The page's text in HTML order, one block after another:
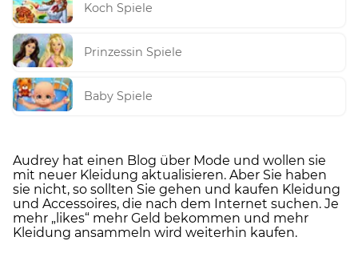
Koch Spiele
Prinzessin Spiele
Baby Spiele
Audrey hat einen Blog über Mode und wollen sie
mit neuer Kleidung aktualisieren. Aber Sie haben
sie nicht, so sollten Sie gehen und kaufen Kleidung
und Accessoires, die nach dem Internet suchen. Je
mehr „likes“ mehr Geld bekommen und mehr
Kleidung ansammeln wird weiterhin kaufen.